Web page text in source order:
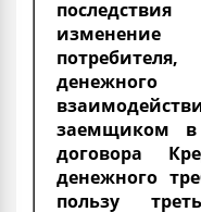
изменение
потребителя,
заемщиком в
договора
денежного
пользу